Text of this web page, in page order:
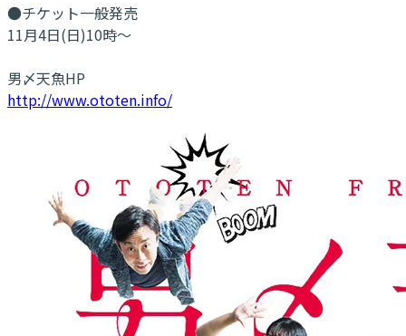
●チケット一般発売
11月4日(日)10時～
男〆天魚HP
http://www.ototen.info/